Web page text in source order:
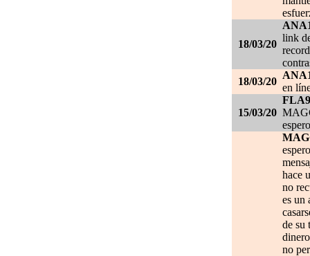
18/03/20
link
18/03/20
en
15/03/20
hace
no
es un
de su
no